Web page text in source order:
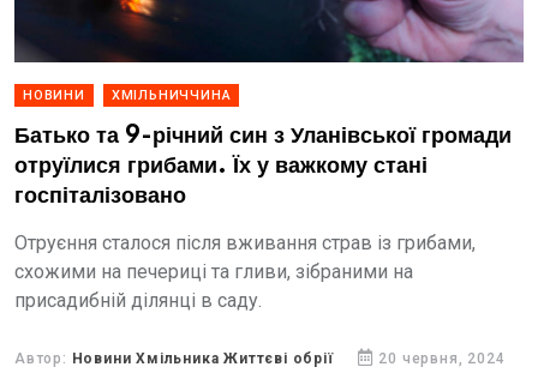
НОВИНИ ХМІЛЬНИЧЧИНА
Батько та 9-річний син з Уланівської громади
отруїлися грибами. Їх у важкому стані
госпіталізовано
Отруєння сталося після вживання страв із грибами,
схожими на печериці та гливи, зібраними на
присадибній ділянці в саду.
Автор: Новини Хмільника Життєві обрії 20 червня, 2024